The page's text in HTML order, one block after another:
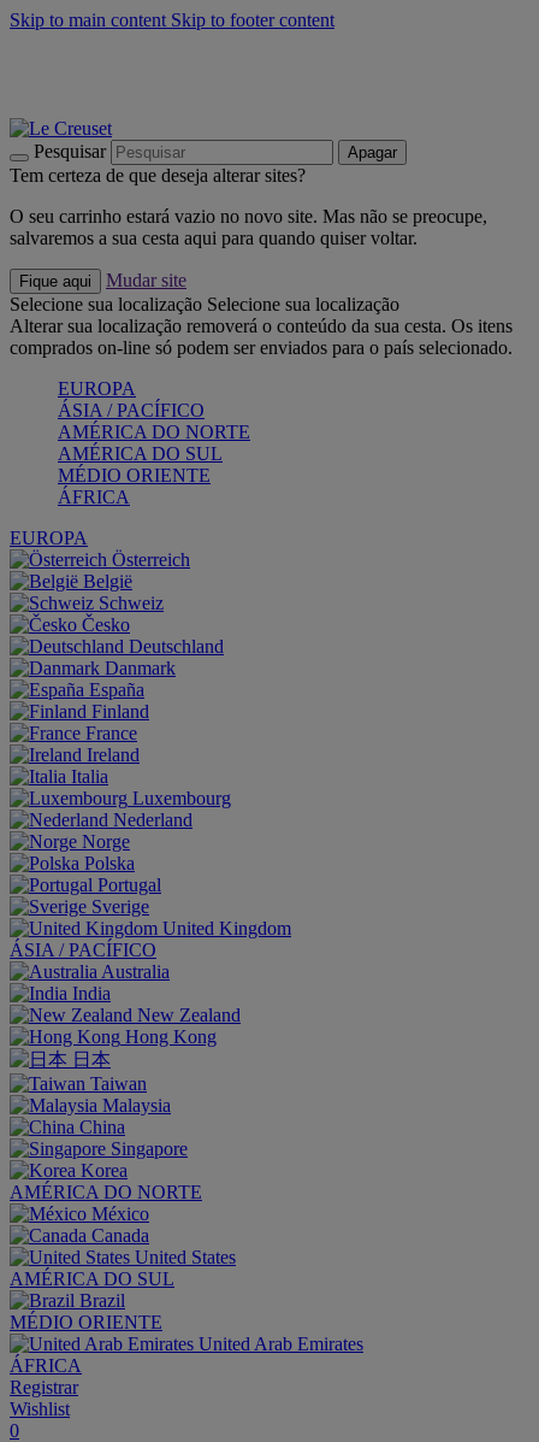
Skip to main content Skip to footer content
Pesquisar Apagar
Tem certeza de que deseja alterar sites?
O seu carrinho estará vazio no novo site. Mas não se preocupe,
salvaremos a sua cesta aqui para quando quiser voltar.
Fique aqui
Mudar site
Selecione sua localização Selecione sua localização
Alterar sua localização removerá o conteúdo da sua cesta. Os itens
comprados on-line só podem ser enviados para o país selecionado.
EUROPA
ÁSIA / PACÍFICO
AMÉRICA DO NORTE
AMÉRICA DO SUL
MÉDIO ORIENTE
ÁFRICA
EUROPA
Österreich
België
Schweiz
Česko
Deutschland
Danmark
España
Finland
France
Ireland
Italia
Luxembourg
Nederland
Norge
Polska
Portugal
Sverige
United Kingdom
ÁSIA / PACÍFICO
Australia
India
New Zealand
Hong Kong
日本
Taiwan
Malaysia
China
Singapore
Korea
AMÉRICA DO NORTE
México
Canada
United States
AMÉRICA DO SUL
Brazil
MÉDIO ORIENTE
United Arab Emirates
ÁFRICA
Registrar
Wishlist
0